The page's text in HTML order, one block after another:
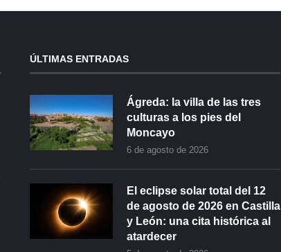
ÚLTIMAS ENTRADAS
Ágreda: la villa de las tres
culturas a los pies del
Moncayo
6 de agosto de 2026
El eclipse solar total del 12
de agosto de 2026 en Castilla
y León: una cita histórica al
atardecer